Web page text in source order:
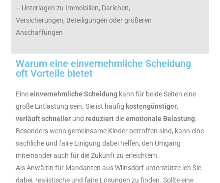
– Unterlagen zu Immobilien, Darlehen,
Versicherungen, Beteiligungen oder größeren
Anschaffungen
Warum eine einvernehmliche Scheidung
oft Vorteile bietet
Eineeinvernehmliche Scheidung kann für beide Seiten eine
große Entlastung sein. Sie ist häufig kostengünstiger,
verläuft schneller undreduziertdieemotionale Belastung.
Besonders wenn gemeinsame Kinder betroffen sind, kann eine
sachliche und faire Einigung dabei helfen, den Umgang
miteinander auch für die Zukunft zu erleichtern.
Als Anwältin für Mandanten aus Wilnsdorf unterstütze ich Sie
dabei, realistische und faire Lösungen zu finden. Sollte eine